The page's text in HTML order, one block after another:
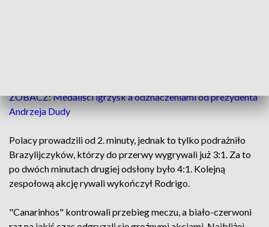
ZOBACZ: Medaliści igrzysk a odznaczeniami od prezydenta
Andrzeja Dudy
Polacy prowadzili od 2. minuty, jednak to tylko podrażniło
Brazylijczyków, którzy do przerwy wygrywali już 3:1. Za to
po dwóch minutach drugiej odsłony było 4:1. Kolejną
zespołową akcję rywali wykończył Rodrigo.
"Canarinhos" kontrowali przebieg meczu, a biało-czerwoni